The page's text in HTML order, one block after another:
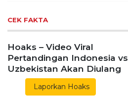
CEK FAKTA
Hoaks – Video Viral
Pertandingan Indonesia vs
Uzbekistan Akan Diulang
Laporkan Hoaks